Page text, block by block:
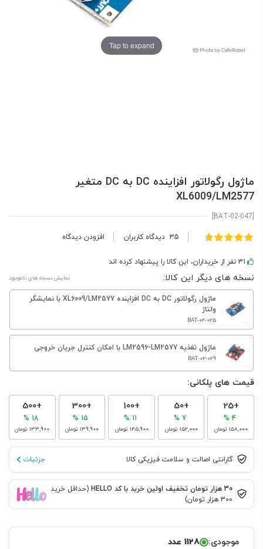
Tap to expand
ماژول رگولاتور افزاینده DC به DC متغیر
XL6009/LM2577
امتیاز:
35 دیدگاه کاربران افزودن دیدگاه
31 نفر از خریداران، این کالا را پیشنهاد کرده اند
نسخه های دیگر این کالا: نمایش نسخه های ناموجود
ماژول رگولاتور DC به DC افزاینده XL6009/LM2577 با نمایشگر
ولتاژ
BAT-02-025
ماژول تغذیه LM2596-LM2577 با امکان کنترل جریان خروجی
BAT-02-029
قیمت های پلکانی:
+25
4 %
‎158٬000 تومان
+50
‎152٬000 تومان
+100
‎145٬900 تومان
+300
‎139٬900 تومان
+500
‎133٬900 تومان
گارانتی اصالت و سلامت فیزیکی کالا جزئیات
30 هزار تومان تخفیف اولین خرید با کد HELLO
(حداقل خرید
300 هزار تومان)
موجودی: 1128 عدد